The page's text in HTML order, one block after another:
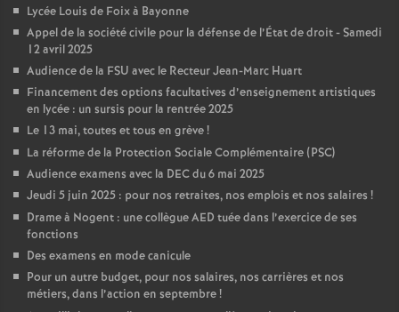
r
s
Lycée Louis de Foix à Bayonne
Appel de la société civile pour la défense de l’État de droit - Samedi
12 avril 2025
Audience de la FSU avec le Recteur Jean-Marc Huart
Financement des options facultatives d’enseignement artistiques
en lycée : un sursis pour la rentrée 2025
Le 13 mai, toutes et tous en grève!
La réforme de la Protection Sociale Complémentaire (PSC)
Audience examens avec la DEC du 6 mai 2025
Jeudi 5 juin 2025 : pour nos retraites, nos emplois et nos salaires !
Drame à Nogent : une collègue AED tuée dans l’exercice de ses
fonctions
Des examens en mode canicule
Pour un autre budget, pour nos salaires, nos carrières et nos
métiers, dans l’action en septembre!